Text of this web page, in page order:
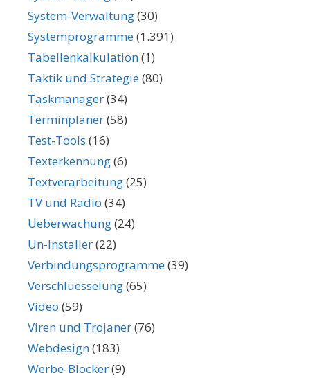
System-Verwaltung(30)
Systemprogramme(1.391)
Tabellenkalkulation(1)
Taktik und Strategie(80)
Taskmanager(34)
Terminplaner(58)
Test-Tools (16)
Texterkennung(6)
Textverarbeitung(25)
TV und Radio (34)
Ueberwachung(24)
Un-Installer(22)
Verbindungsprogramme(39)
Verschluesselung(65)
Video (59)
Viren und Trojaner(76)
Webdesign(183)
Werbe-Blocker(9)